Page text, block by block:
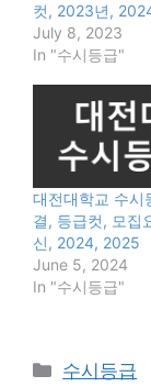
컷, 2023년,
July 8, 2023
In "수시등급"
대전대학교 수시
결, 등급컷, 모집
신, 2024, 2025
June 5, 2024
In "수시등급"
Categories
수시등급